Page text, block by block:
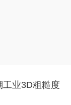
业3D粗糙度